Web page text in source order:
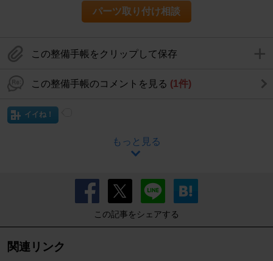
パーツ取り付け相談
この整備手帳をクリップして保存
この整備手帳のコメントを見る (1件)
イイね！
もっと見る
この記事をシェアする
関連リンク